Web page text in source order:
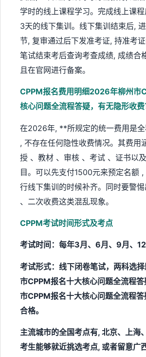
学时的线上课程学习。完成线上课
3天的线下集训。线下集训结束后,
节, 复审通过后下发准考证, 持准考
笔试结束考后查询考查成绩, 成绩合
且在官网进行备案。
CPPM报名费用明细2026年柳州市
核心问题全流程答疑，有无隐形收费
在2026年, **所规定的统一费用是
, 不存在任何隐性收费情况。其费用
授 、教材 、审核 、考试 、证书以
目。可以先支付1500元来预定名额
行线下集训的时候补齐。同时要警
、二次收费这类混乱现象。
CPPM考试时间形式及考点
考试时间：每年3月、6月、9月、12
考试形式：线下闭卷笔试，两科选
市CPPM报名十大核心问题全流程
市CPPM报名十大核心问题全流程
合格。
主流城市的全国考点有, 北京、上海
考生能够就近挑选考点, 或者留意广